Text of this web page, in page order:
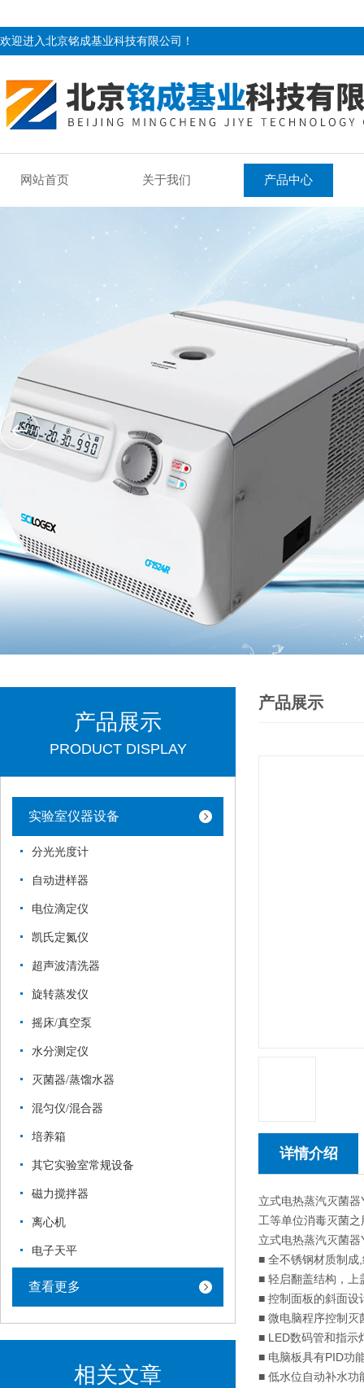
欢迎进入北京铭成基业科技有限公司！
网站首页 关于我们 产品中心
产品展示
PRODUCT DISPLAY
实验室仪器设备
分光光度计
自动进样器
电位滴定仪
凯氏定氮仪
超声波清洗器
旋转蒸发仪
摇床/真空泵
水分测定仪
灭菌器/蒸馏水器
混匀仪/混合器
培养箱
其它实验室常规设备
磁力搅拌器
离心机
电子天平
查看更多
相关文章
产品展示
详情介绍
立式电热蒸汽灭菌
工等单位消毒灭菌之
立式电热蒸汽灭菌
■ 全不锈钢材质制成
■ 轻启翻盖结构，上
■ 控制面板的斜面设
■ 微电脑程序控制灭
■ LED数码管和指示
■ 电脑板具有PID功
■ 低水位自动补水功